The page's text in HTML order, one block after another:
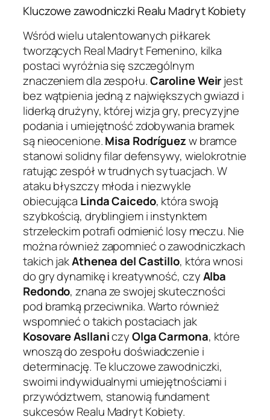
Kluczowe zawodniczki Realu Madryt Kobiety
Wśród wielu utalentowanych piłkarek
tworzących Real Madryt Femenino, kilka
postaci wyróżnia się szczególnym
znaczeniem dla zespołu.Caroline Weirjest
bez wątpienia jedną z największych gwiazd i
liderką drużyny, której wizja gry, precyzyjne
podania i umiejętność zdobywania bramek
są nieocenione.Misa Rodríguezw bramce
stanowi solidny filar defensywy, wielokrotnie
ratując zespół w trudnych sytuacjach. W
ataku błyszczy młoda i niezwykle
obiecująca Linda Caicedo, która swoją
szybkością, dryblingiem i instynktem
strzeleckim potrafi odmienić losy meczu. Nie
można również zapomnieć o zawodniczkach
takich jakAthenea del Castillo, która wnosi
do gry dynamikę i kreatywność, czyAlba
Redondo, znana ze swojej skuteczności
pod bramką przeciwnika. Warto również
wspomnieć o takich postaciach jak
Kosovare AsllaniczyOlga Carmona, które
wnoszą do zespołu doświadczenie i
determinację. Te kluczowe zawodniczki,
swoimi indywidualnymi umiejętnościami i
przywództwem, stanowią fundament
sukcesów Realu Madryt Kobiety.